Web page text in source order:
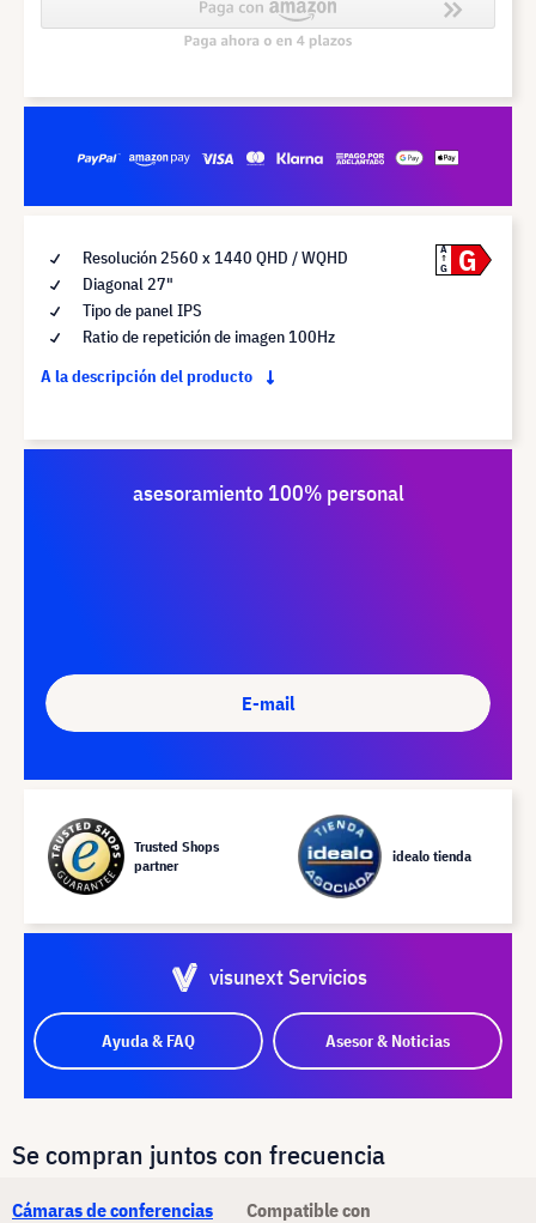
Resolución 2560 x 1440 QHD / WQHD
Diagonal 27"
Tipo de panel IPS
Ratio de repetición de imagen 100Hz
A la descripción del producto
A
G
G
asesoramiento 100% personal
E-mail
Trusted Shops
partner
idealo tienda
visunext Servicios
Ayuda & FAQ Asesor & Noticias
Se compran juntos con frecuencia
Cámaras de conferencias Compatible con